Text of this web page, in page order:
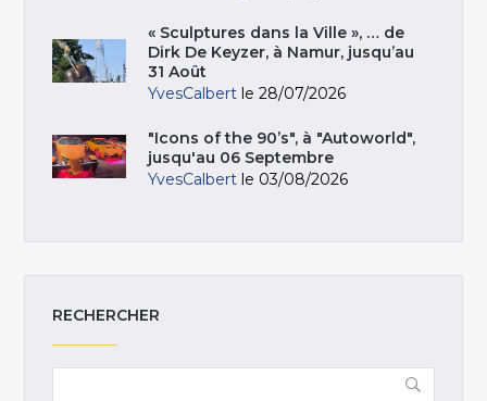
« Sculptures dans la Ville », … de
Dirk De Keyzer, à Namur, jusqu’au
31 Août
YvesCalbert le 28/07/2026
"Icons of the 90’s", à "Autoworld",
jusqu'au 06 Septembre
YvesCalbert le 03/08/2026
RECHERCHER